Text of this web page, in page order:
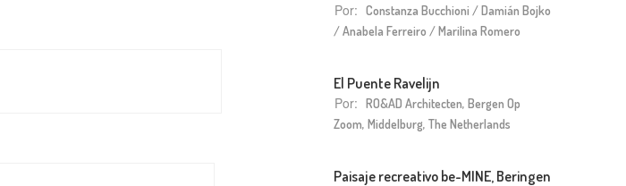
Por: Constanza Bucchioni / Damián Bojko
/ Anabela Ferreiro / Marilina Romero
El Puente Ravelijn
Por: RO&AD Architecten, Bergen Op
Zoom, Middelburg, The Netherlands
Paisaje recreativo be-MINE, Beringen